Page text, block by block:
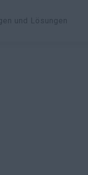
und Lösungen